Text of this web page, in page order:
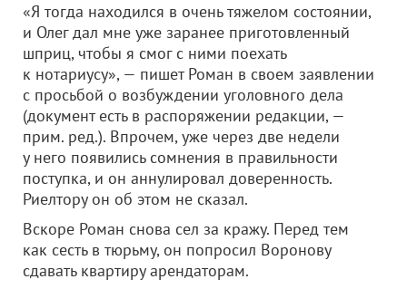
«Я тогда находился в очень тяжелом состоянии,
и Олег дал мне уже заранее приготовленный
шприц, чтобы я смог с ними поехать
к нотариусу», — пишет Роман в своем заявлении
с просьбой о возбуждении уголовного дела
(документ есть в распоряжении редакции, —
прим. ред.). Впрочем, уже через две недели
у него появились сомнения в правильности
поступка, и он аннулировал доверенность.
Риелтору он об этом не сказал.
Вскоре Роман снова сел за кражу. Перед тем
как сесть в тюрьму, он попросил Воронову
сдавать квартиру арендаторам.